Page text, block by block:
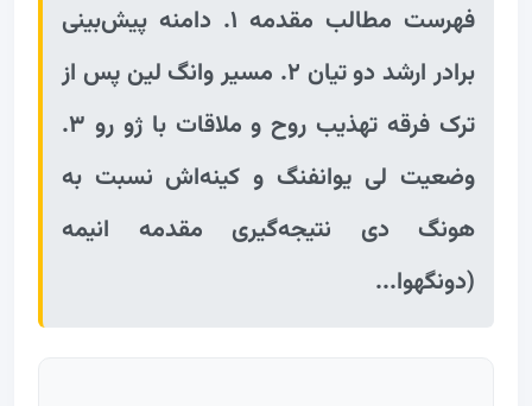
فهرست مطالب مقدمه ۱. دامنه پیش‌بینی
برادر ارشد دو تیان ۲. مسیر وانگ لین پس از
ترک فرقه تهذیب روح و ملاقات با ژو رو ۳.
وضعیت لی یوانفنگ و کینه‌اش نسبت به
هونگ دی نتیجه‌گیری مقدمه انیمه
(دونگهوا...